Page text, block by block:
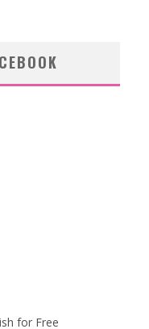
for Free